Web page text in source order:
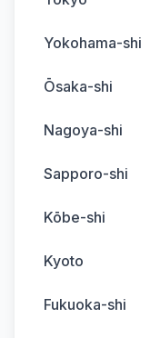
Yokohama-shi
Ōsaka-shi
Nagoya-shi
Sapporo-shi
Kōbe-shi
Kyoto
Fukuoka-shi